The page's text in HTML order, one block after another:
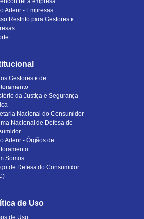
encontrei a empresa
Aderir - Empresas
Restrito para Gestores e
Gestores e de
da Justiça e Segurança
Nacional do Consumidor
Nacional de Defesa do
Aderir - Órgãos de
Somos
de Defesa do Consumidor
de Uso
de Uso